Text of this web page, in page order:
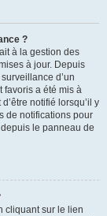
?
à la gestion des
à jour. Depuis
d’un
favoris a été mis à
notifié lorsqu’il y
de notifications pour
le panneau de
cliquant sur le lien